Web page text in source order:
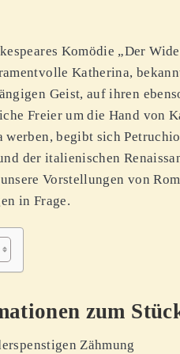
Komödie „Der
Katherina,
Geist, auf ihren
Freier um die Hand von
werben, begibt sich
der italienischen
Vorstellungen von
in Frage.
zum
Zähmung